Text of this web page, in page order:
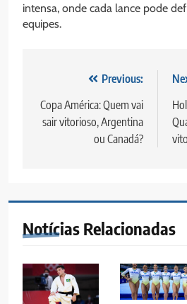
intensa, onde cada lance pode
equipes.
navigation
Previous:
Copa América: Quem vai
sair vitorioso, Argentina
ou Canadá?
Notícias Relacionadas